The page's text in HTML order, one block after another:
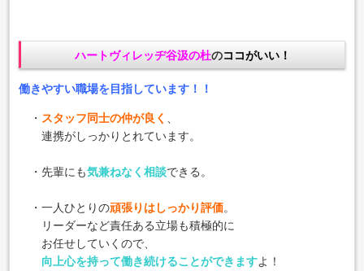
ハートヴィレッヂ谷汲の杜のココがいい！
働きやすい職場を目指しています！！
・ スタッフ同士の仲が良く
連携がしっかりとれています。
・先輩にも気兼ねなく相談できる。
・一人ひとりの頑張りはしっかり評価。
リーダーなど責任ある立場も積極的に
お任せしていくので、
向上心を持って働き続けることができますよ！